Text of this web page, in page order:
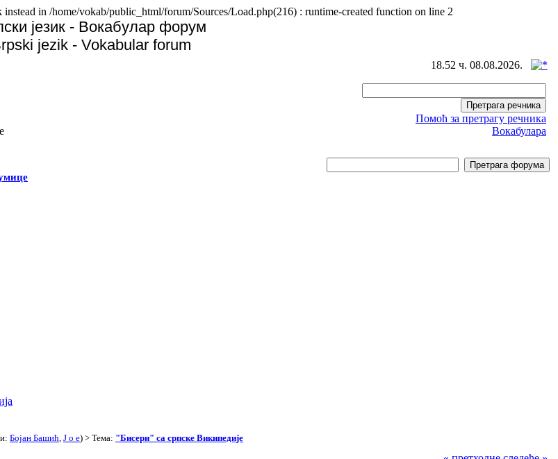
in /home/vokab/public_html/forum/Sources/Load.php(216) : runtime-created function on line 2
језик - Вокабулар форум
jezik - Vokabular forum
18.52 ч. 08.08.2026.
Помоћ за претрагу речника
Вокабулара
Бојан Башић J o e) > Тема: "Бисери" са српске Википедије